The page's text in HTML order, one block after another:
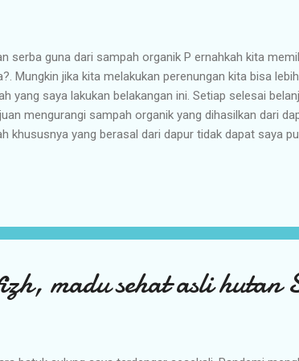
serba guna dari sampah organik P ernahkah kita
Mungkin jika kita melakukan perenungan kita bisa
yang saya lakukan belakangan ini. Setiap selesai
mengurangi sampah organik yang dihasilkan dari
khususnya yang berasal dari dapur tidak dapat saya
berbagai dampak negatif. Lalu bagaimana
Eco Enzyme. Eco Enzyme adalah Larutan yg berasal
madu sehat asli hutan